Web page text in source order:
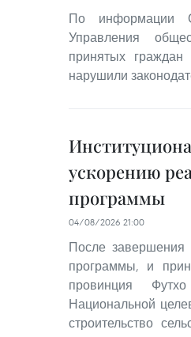
По информации
Управления
принятых
нарушили
ускорению
программы
04/08/2026 21:00
После завершения
программы, и
провинция
Национальной
строительство